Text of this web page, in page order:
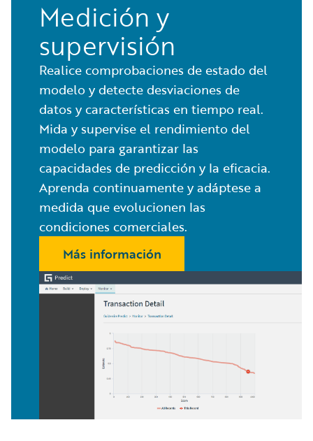
Medición y
supervisión
Realice comprobaciones de estado del
modelo y detecte desviaciones de
datos y características en tiempo real.
Mida y supervise el rendimiento del
modelo para garantizar las
capacidades de predicción y la eficacia.
Aprenda continuamente y adáptese a
medida que evolucionen las
condiciones comerciales.
Más información